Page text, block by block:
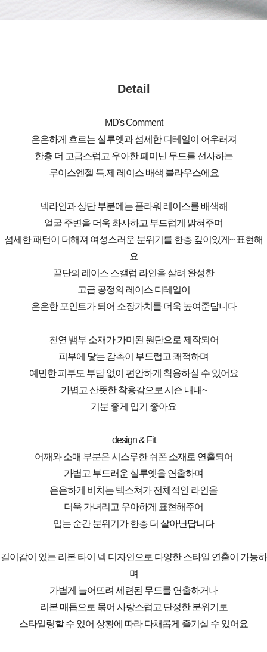
Detail
MD's Comment
은은하게 흐르는 실루엣과 섬세한 디테일이 어우러져
한층 더 고급스럽고 우아한 페미닌 무드를 선사하는
루이스엔젤 특.제 레이스 배색 블라우스에요
넥라인과 상단 부분에는 플라워 레이스를 배색해
얼굴 주변을 더욱 화사하고 부드럽게 밝혀주며
섬세한 패턴이 더해져 여성스러운 분위기를 한층 깊이있게~ 표현해
요
끝단의 레이스 스캘럽 라인을 살려 완성한
고급 공정의 레이스 디테일이
은은한 포인트가 되어 소장가치를 더욱 높여준답니다
천연 뱀부 소재가 가미된 원단으로 제작되어
피부에 닿는 감촉이 부드럽고 쾌적하며
예민한 피부도 부담 없이 편안하게 착용하실 수 있어요
가볍고 산뜻한 착용감으로 시즌 내내~
기분 좋게 입기 좋아요
design & Fit
어깨와 소매 부분은 시스루한 쉬폰 소재로 연출되어
가볍고 부드러운 실루엣을 연출하며
은은하게 비치는 텍스쳐가 전체적인 라인을
더욱 가녀리고 우아하게 표현해주어
입는 순간 분위기가 한층 더 살아난답니다
길이감이 있는 리본 타이 넥 디자인으로 다양한 스타일 연출이 가능하
며
가볍게 늘어뜨려 세련된 무드를 연출하거나
리본 매듭으로 묶어 사랑스럽고 단정한 분위기로
스타일링할 수 있어 상황에 따라 다채롭게 즐기실 수 있어요